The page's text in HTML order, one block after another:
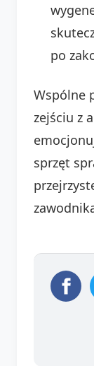
po
Wspólne
zejściu z
sprzęt